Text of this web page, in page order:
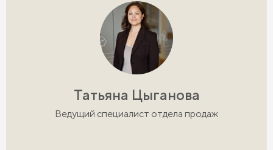
Татьяна Цыганова
Ведущий специалист отдела продаж